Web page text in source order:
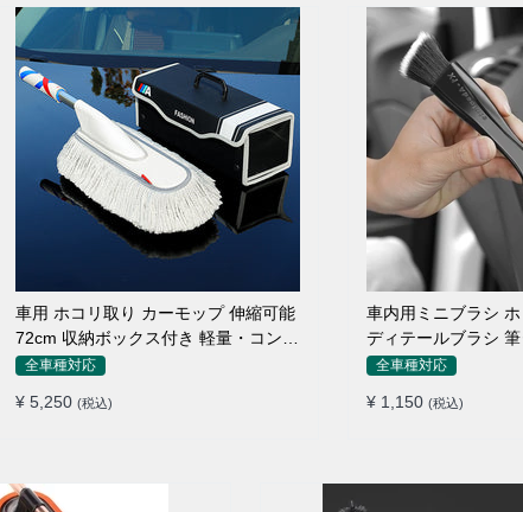
車用 ホコリ取り カーモップ 伸縮可能
72cm 収納ボックス付き 軽量・コンパ
クト
全車種対応
¥ 5,250 (税込)
車内用ミニブラシ
ディテールブラシ
ン吹き出し口
全車種対応
¥ 1,150 (税込)